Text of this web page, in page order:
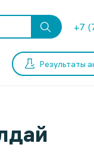
+7
Результаты